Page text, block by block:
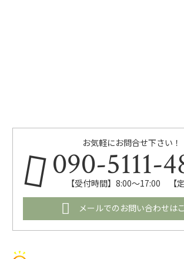
お気軽にお問合せ下さい！
090-5111-
【受付時間】8:00～17:00 【
メールでのお問い合わせは